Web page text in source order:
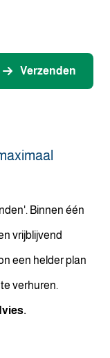
Verzenden
Binnen één
vrijblijvend
een helder plan
verhuren.